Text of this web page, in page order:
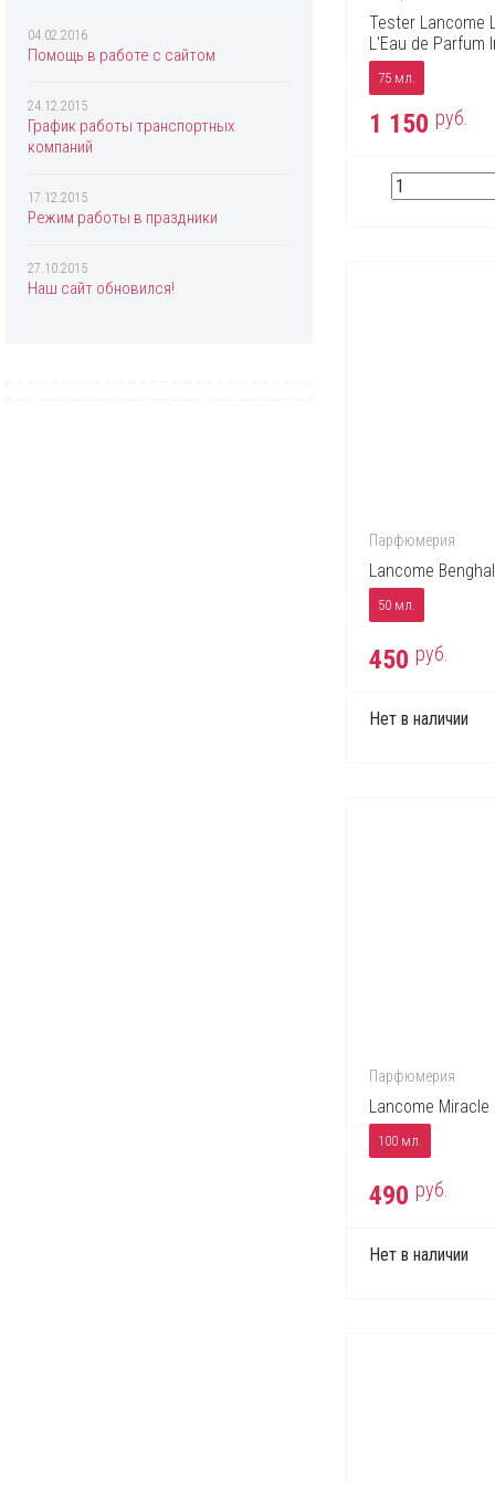
Christian Dior
Clinique
Coach
Davidoff
Dolce & Gabbana
04.02.2016
Помощь в работе с сайтом
24.12.2015
График работы транспортных
компаний
17.12.2015
Режим работы в праздники
27.10.2015
Наш сайт обновился!
Tester Lancome
L'Eau de Parfum
75 мл.
1 150 руб.
Парфюмерия
Lancome Benghal
50 мл.
450 руб.
Нет в наличии
Парфюмерия
Lancome Miracle
100 мл.
490 руб.
Нет в наличии